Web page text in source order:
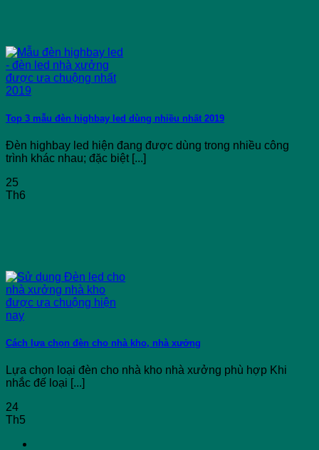
Top 3 mẫu đèn highbay led dùng nhiều nhất 2019
Đèn highbay led hiện đang được dùng trong nhiều công
trình khác nhau; đặc biệt [...]
25
Th6
Cách lựa chọn đèn cho nhà kho, nhà xưởng
Lựa chọn loại đèn cho nhà kho nhà xưởng phù hợp Khi
nhắc đế loại [...]
24
Th5